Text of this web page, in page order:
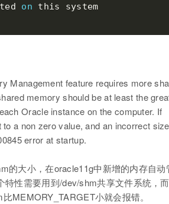
on
Management feature requires more
memory should be at least the
Oracle instance on the computer. If
a non zero value, and an incorrect
error at startup.
的大小，在oracle11g中新增的内存自动
性需要用到/dev/shm共享文件系统，
MEMORY_TARGET小就会报错。